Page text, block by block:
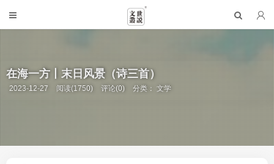
在海一方丨末日风景（诗三首）
2023-12-27 阅读(1750) 评论(0) 分类：文学